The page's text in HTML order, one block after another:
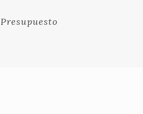
Presupuesto